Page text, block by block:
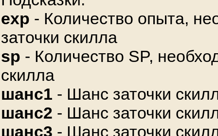
exp - Количество опыта,
заточки скилла
sp - Количество SP,
скилла
шанс1 - Шанс заточки
шанс2 - Шанс заточки
шанс3 - Шанс заточки